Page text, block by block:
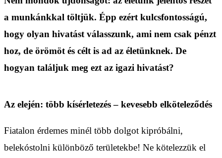
a munkánkkal töltjük. Épp ezért kulcsfontosságú,
hogy olyan hivatást válasszunk, ami nem csak pénzt
hoz, de örömöt és célt is ad az életünknek. De
hogyan találjuk meg ezt az igazi hivatást?
Az elején: több kísérletezés – kevesebb elköteleződés
Fiatalon érdemes minél több dolgot kipróbálni,
belekóstolni különböző területekbe! Ne kötelezzük el